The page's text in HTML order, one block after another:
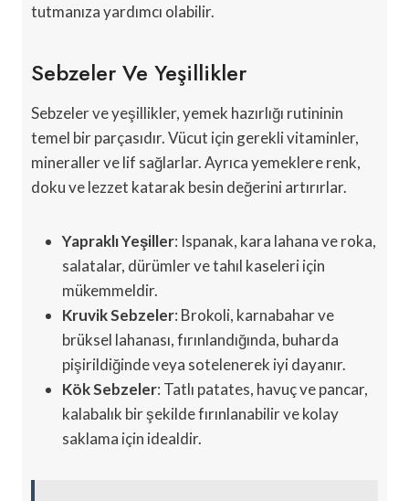
tutmanıza yardımcı olabilir.
Sebzeler Ve Yeşillikler
Sebzeler ve yeşillikler, yemek hazırlığı rutininin
temel bir parçasıdır. Vücut için gerekli vitaminler,
mineraller ve lif sağlarlar. Ayrıca yemeklere renk,
doku ve lezzet katarak besin değerini artırırlar.
Yapraklı Yeşiller: Ispanak, kara lahana ve roka,
salatalar, dürümler ve tahıl kaseleri için
mükemmeldir.
Kruvik Sebzeler: Brokoli, karnabahar ve
brüksel lahanası, fırınlandığında, buharda
pişirildiğinde veya sotelenerek iyi dayanır.
Kök Sebzeler: Tatlı patates, havuç ve pancar,
kalabalık bir şekilde fırınlanabilir ve kolay
saklama için idealdir.